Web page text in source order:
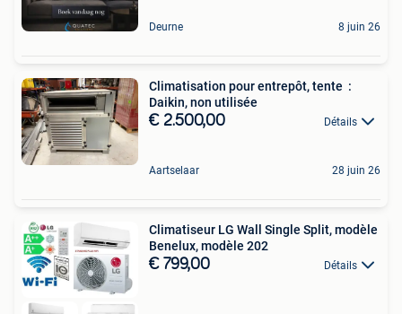
Deurne 8 juin 26
Climatisation pour entrepôt, tente :
Daikin, non utilisée
€ 2.500,00 Détails
Aartselaar 28 juin 26
Climatiseur LG Wall Single Split, modèle
Benelux, modèle 202
€ 799,00 Détails